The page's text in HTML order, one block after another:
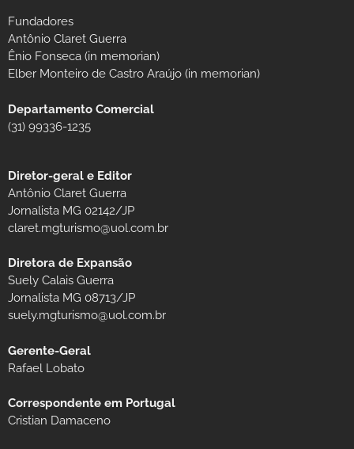
Fundadores
Antônio Claret Guerra
Ênio Fonseca (in memorian)
Elber Monteiro de Castro Araújo (in memorian)
Departamento Comercial
(31) 99336-1235
Diretor-geral e Editor
Antônio Claret Guerra
Jornalista MG 02142/JP
claret.mgturismo@uol.com.br
Diretora de Expansão
Suely Calais Guerra
Jornalista MG 08713/JP
suely.mgturismo@uol.com.br
Gerente-Geral
Rafael Lobato
Correspondente em Portugal
Cristian Damaceno